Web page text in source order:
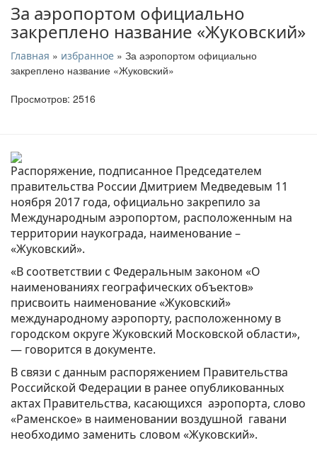
За аэропортом официально
закреплено название «Жуковский»
Главная » избранное » За аэропортом официально
закреплено название «Жуковский»
Просмотров: 2516
Распоряжение, подписанное Председателем
правительства России Дмитрием Медведевым 11
ноября 2017 года, официально закрепило за
Международным аэропортом, расположенным на
территории наукограда, наименование –
«Жуковский».
«В соответствии с Федеральным законом «О
наименованиях географических объектов»
присвоить наименование «Жуковский»
международному аэропорту, расположенному в
городском округе Жуковский Московской области»,
— говорится в документе.
В связи с данным распоряжением Правительства
Российской Федерации в ранее опубликованных
актах Правительства, касающихся аэропорта, слово
«Раменское» в наименовании воздушной гавани
необходимо заменить словом «Жуковский».